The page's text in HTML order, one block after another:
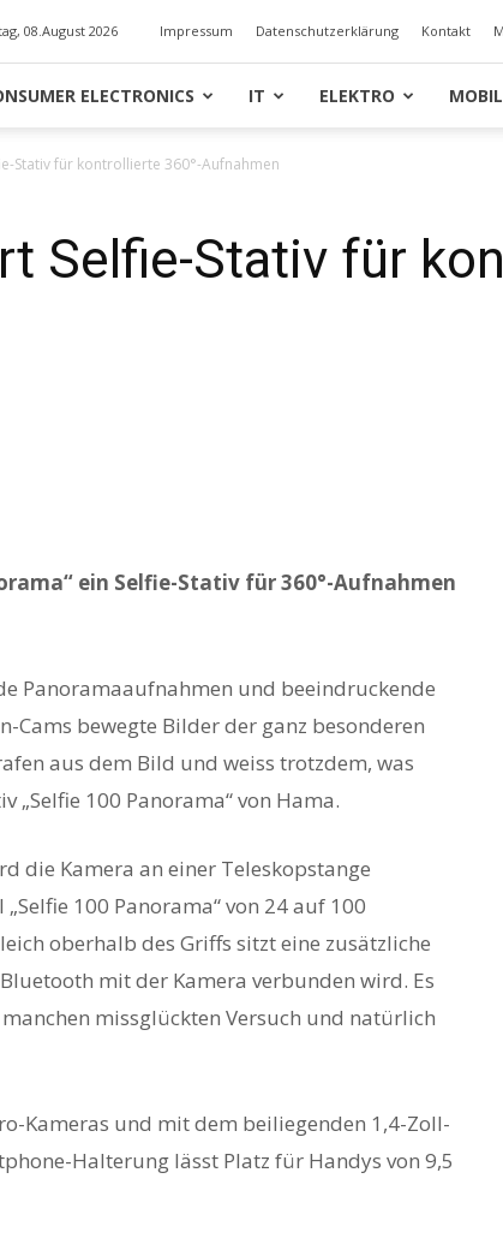
08.August 2026 Impressum Datenschutzerklärung Kontakt
ELECTRONICS IT ELEKTRO
Stativ für kontrollierte 360°-Aufnahmen
Selfie-Stativ für
ein Selfie-Stativ für 360°-Aufnahmen
Panoramaaufnahmen und beeindruckende
bewegte Bilder der ganz besonderen
aus dem Bild und weiss trotzdem, was
„Selfie 100 Panorama“ von Hama.
die Kamera an einer Teleskopstange
100 Panorama“ von 24 auf 100
oberhalb des Griffs sitzt eine zusätzliche
mit der Kamera verbunden wird. Es
missglückten Versuch und natürlich
Kameras und mit dem beiliegenden 1,4-Zoll-
Halterung lässt Platz für Handys von 9,5